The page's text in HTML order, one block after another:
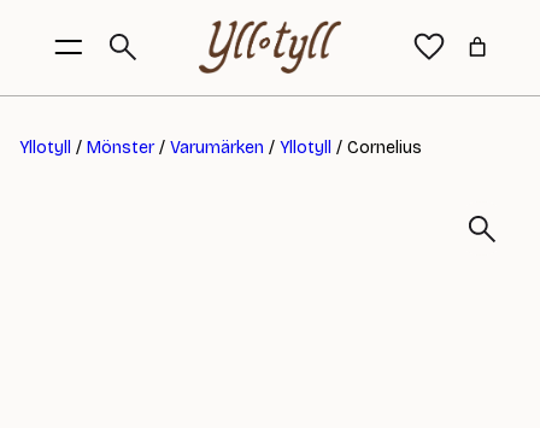
Yllotyll / Mönster/ Varumärken / Yllotyll / Cornelius